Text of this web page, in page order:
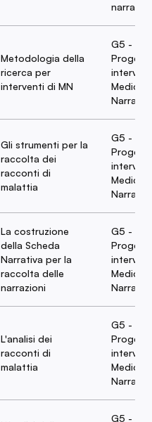
narrativa
Metodologia della
ricerca per
interventi di MN
G5 -
Medicina
Gli strumenti per la
raccolta dei
racconti di
malattia
G5 -
Medicina
La costruzione
della Scheda
Narrativa per la
raccolta delle
narrazioni
G5 -
Medicina
L'analisi dei
racconti di
malattia
G5 -
Medicina
G5 -